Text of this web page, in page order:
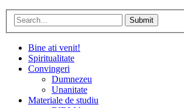
Submit
Bine ati venit!
Spiritualitate
Convingeri
Dumnezeu
Unanitate
Materiale de studiu